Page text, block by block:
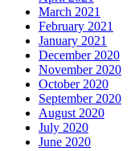
March 2021
February 2021
January 2021
December 2020
November 2020
October 2020
September 2020
August 2020
July 2020
June 2020